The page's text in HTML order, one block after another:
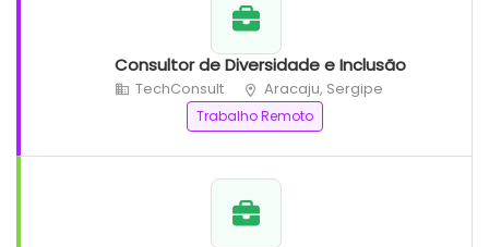
Consultor de Diversidade e Inclusão
TechConsult Aracaju, Sergipe
Trabalho Remoto